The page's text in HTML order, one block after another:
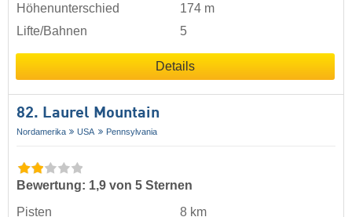
Höhenunterschied
174 m
Lifte/Bahnen
5
Details
82. Laurel Mountain
Nordamerika USA Pennsylvania
Bewertung: 1,9 von 5 Sternen
Pisten
8 km